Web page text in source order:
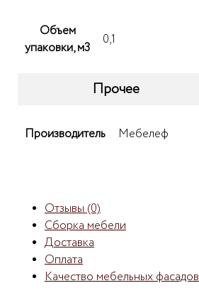
Объем
упаковки, м3
0,1
Прочее
Производитель Мебелеф
Отзывы (0)
Сборка мебели
Доставка
Оплата
Качество мебельных фасадов